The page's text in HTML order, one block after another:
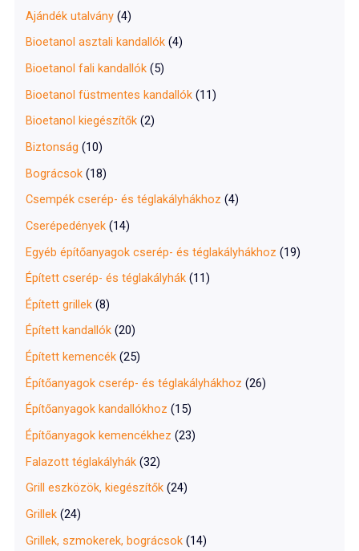
f
o
Ajándék utalvány (4)
Bioetanol asztali kandallók (4)
Bioetanol fali kandallók (5)
Bioetanol füstmentes kandallók (11)
Bioetanol kiegészítők (2)
Biztonság (10)
Bográcsok (18)
Csempék cserép- és téglakályhákhoz (4)
Cserépedények (14)
Egyéb építőanyagok cserép- és téglakályhákhoz (19)
Épített cserép- és téglakályhák (11)
Épített grillek (8)
Épített kandallók (20)
Épített kemencék (25)
Építőanyagok cserép- és téglakályhákhoz (26)
Építőanyagok kandallókhoz (15)
Építőanyagok kemencékhez (23)
Falazott téglakályhák (32)
Grill eszközök, kiegészítők (24)
Grillek (24)
Grillek, szmokerek, bográcsok (14)